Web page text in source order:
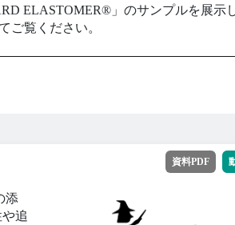
ELASTOMER®」のサンプルを展示
ご覧ください。
資料PDF
添
追